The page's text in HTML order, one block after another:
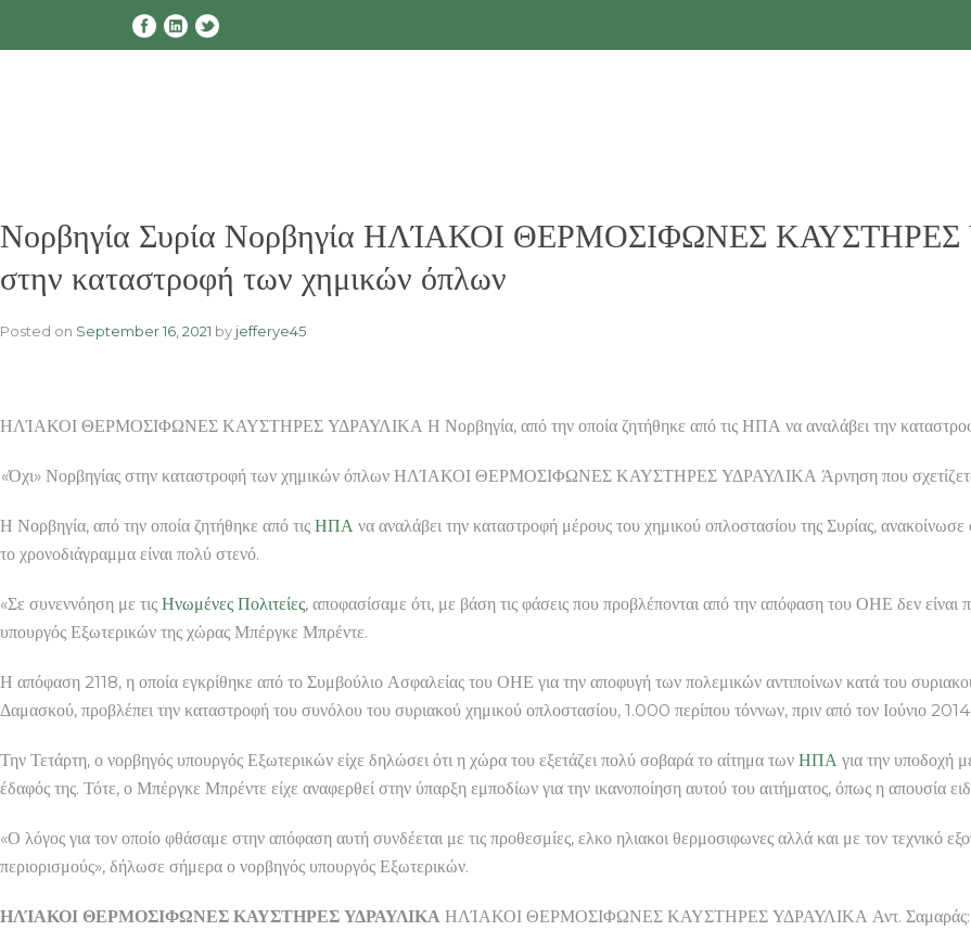
Νορβηγία Συρία Νορβηγία ΗΛΊΑΚΟΙ ΘΕΡΜΟΣΙΦΩΝΕΣ ΚΑΥΣΤΗΡΕΣ
στην καταστροφή των χημικών όπλων
Posted on September 16, 2021 by jefferye45
ΗΛΊΑΚΟΙ ΘΕΡΜΟΣΙΦΩΝΕΣ ΚΑΥΣΤΗΡΕΣ ΥΔΡΑΥΛΙΚΑ Η Νορβηγία, από την οποία ζητήθηκε από τις ΗΠΑ να αναλάβει την καταστροφή
«Όχι» Νορβηγίας στην καταστροφή των χημικών όπλων ΗΛΊΑΚΟΙ ΘΕΡΜΟΣΙΦΩΝΕΣ ΚΑΥΣΤΗΡΕΣ ΥΔΡΑΥΛΙΚΑ Άρνηση που σχετίζεται
Η Νορβηγία, από την οποία ζητήθηκε από τις ΗΠΑ να αναλάβει την καταστροφή μέρους του χημικού οπλοστασίου της Συρίας, ανακοίνωσε
το χρονοδιάγραμμα είναι πολύ στενό.
«Σε συνεννόηση με τις Ηνωμένες Πολιτείες, αποφασίσαμε ότι, με βάση τις φάσεις που προβλέπονται από την απόφαση του ΟΗΕ δεν
υπουργός Εξωτερικών της χώρας Μπέργκε Μπρέντε.
Η απόφαση 2118, η οποία εγκρίθηκε από το Συμβούλιο Ασφαλείας του ΟΗΕ για την αποφυγή των πολεμικών αντιποίνων κατά του
Δαμασκού, προβλέπει την καταστροφή του συνόλου του συριακού χημικού οπλοστασίου, 1.000 περίπου τόννων, πριν από τον Ιούνιο 2014.
Την Τετάρτη, ο νορβηγός υπουργός Εξωτερικών είχε δηλώσει ότι η χώρα του εξετάζει πολύ σοβαρά το αίτημα των ΗΠΑ για την υποδοχή
έδαφός της. Τότε, ο Μπέργκε Μπρέντε είχε αναφερθεί στην ύπαρξη εμποδίων για την ικανοποίηση αυτού του αιτήματος, όπως η απουσία
«Ο λόγος για τον οποίο φθάσαμε στην απόφαση αυτή συνδέεται με τις προθεσμίες, ελκο ηλιακοι θερμοσιφωνες αλλά και με τον τεχνικό
περιορισμούς», δήλωσε σήμερα ο νορβηγός υπουργός Εξωτερικών.
ΗΛΊΑΚΟΙ ΘΕΡΜΟΣΙΦΩΝΕΣ ΚΑΥΣΤΗΡΕΣ ΥΔΡΑΥΛΙΚΑ ΗΛΊΑΚΟΙ ΘΕΡΜΟΣΙΦΩΝΕΣ ΚΑΥΣΤΗΡΕΣ ΥΔΡΑΥΛΙΚΑ Αντ. Σαμαράς: